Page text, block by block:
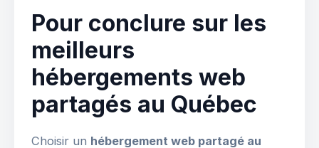
Pour conclure sur les
meilleurs
hébergements web
partagés au Québec
Choisir un hébergement web partagé au